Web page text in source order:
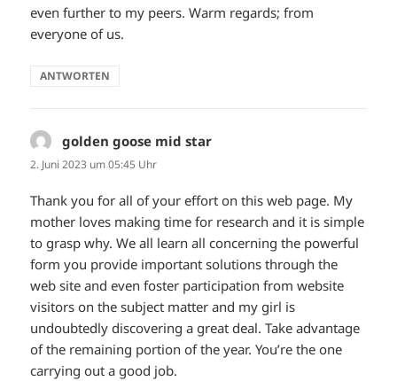
even further to my peers. Warm regards; from
everyone of us.
ANTWORTEN
golden goose mid star
2. Juni 2023 um 05:45 Uhr
Thank you for all of your effort on this web page. My
mother loves making time for research and it is simple
to grasp why. We all learn all concerning the powerful
form you provide important solutions through the
web site and even foster participation from website
visitors on the subject matter and my girl is
undoubtedly discovering a great deal. Take advantage
of the remaining portion of the year. You’re the one
carrying out a good job.